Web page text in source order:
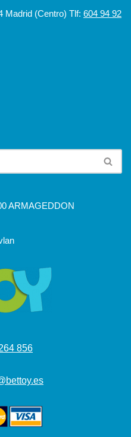
Madrid (Centro) Tlf: 604 94 92
ARMAGEDDON
856